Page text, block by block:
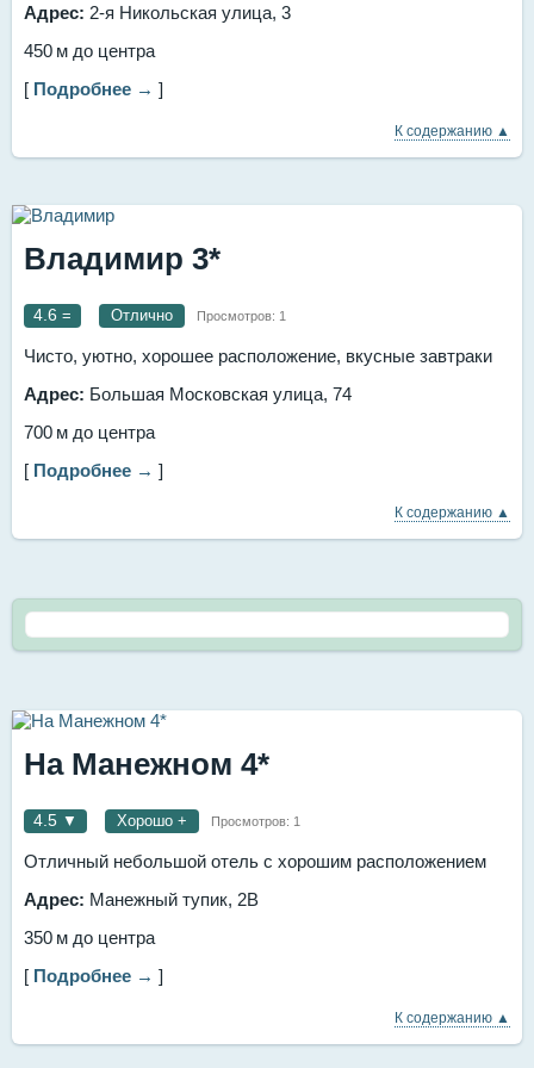
Адрес: 2-я Никольская улица, 3
450 м до центра
[ Подробнее → ]
К содержанию ▲
Владимир 3*
4.6 = Отлично Просмотров: 1
Чисто, уютно, хорошее расположение, вкусные завтраки
Адрес: Большая Московская улица, 74
700 м до центра
[ Подробнее → ]
К содержанию ▲
На Манежном 4*
4.5 ▼ Хорошо + Просмотров: 1
Отличный небольшой отель с хорошим расположением
Адрес: Манежный тупик, 2В
350 м до центра
[ Подробнее → ]
К содержанию ▲